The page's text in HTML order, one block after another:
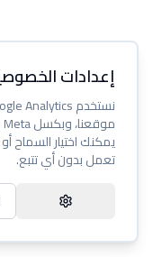
إعدادات
يمكنك اختيار السماح
تعمل بدون أي تتبع.